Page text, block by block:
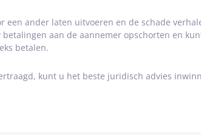
een ander laten uitvoeren en de schade
aan de aannemer opschorten en
betalen.
kunt u het beste juridisch advies